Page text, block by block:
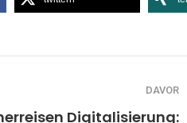
DAVOR
Digitalisierung: